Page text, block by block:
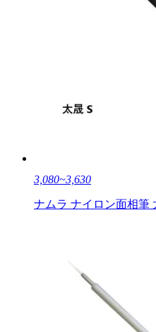
3,080~3,630
ナムラ ナイロン面相筆